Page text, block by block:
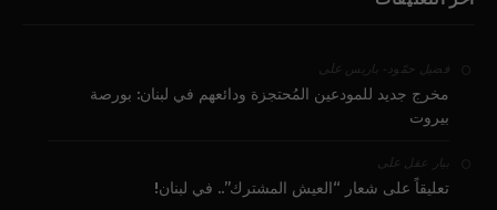
فضيل حمّود - باريس على
مخرج جديد للمودعين المُحتجزة ودائعهم في لبنان: بورصة
بيروت
بيار عقل على
تعليقاً على شعار “العيش المشترك”.. في لبنان!